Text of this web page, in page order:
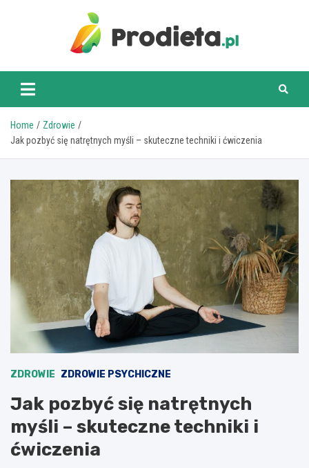
prodieta.pl
Home
Zdrowie
Jak pozbyć się natrętnych myśli – skuteczne techniki i ćwiczenia
ZDROWIE ZDROWIE PSYCHICZNE
Jak pozbyć się natrętnych
myśli – skuteczne techniki i
ćwiczenia